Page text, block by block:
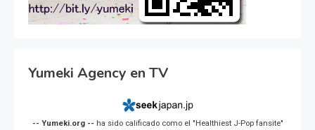
Yumeki Agency en TV
-- Yumeki.org -- ha sido calificado como el "Healthiest J-Pop fansite"